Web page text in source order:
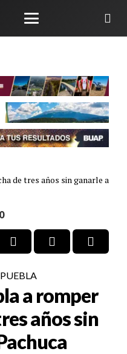
de tres años sin ganarle a
PUEBLA
a romper
años sin